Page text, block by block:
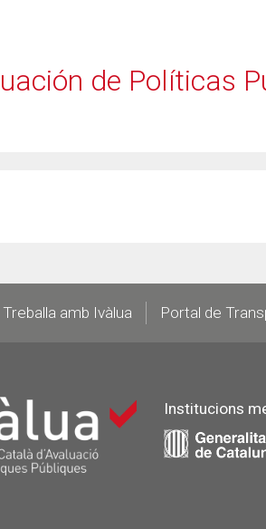
de Políticas
Treballa amb Ivàlua Portal de
Institucions